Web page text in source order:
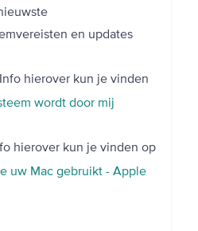
en updates
Info hierover kun je vinden
wordt door mij
hierover kun je vinden op
uw Mac gebruikt - Apple